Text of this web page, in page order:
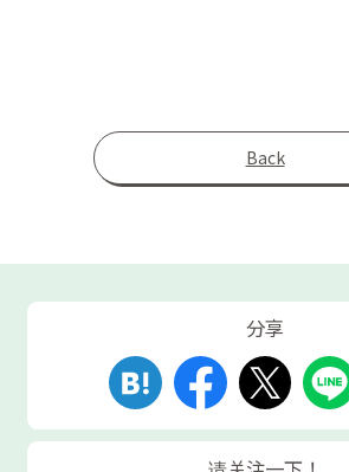
Back
分享